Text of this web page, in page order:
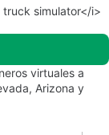
simulator</i>
virtuales a
Arizona y